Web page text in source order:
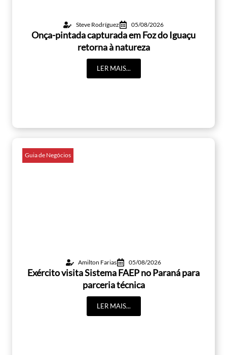
Steve Rodríguez 05/08/2026
Onça-pintada capturada em Foz do Iguaçu
retorna à natureza
LER MAIS...
Guia de Negócios
Amilton Farias 05/08/2026
Exército visita Sistema FAEP no Paraná para
parceria técnica
LER MAIS...